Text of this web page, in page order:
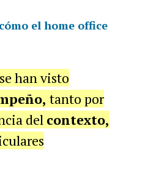
el home office
han visto
tanto por
del contexto,